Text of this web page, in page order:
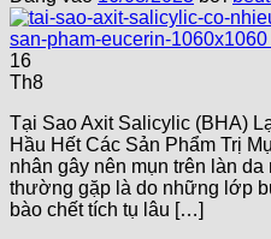
16
Th8
Tại Sao Axit Salicylic (BHA)
Hầu Hết Các Sản Phẩm Trị
nhân gây nên mụn trên làn
thường gặp là do những lớp
bào chết tích tụ lâu […]